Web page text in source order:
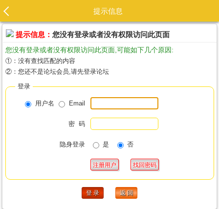
提示信息
提示信息： 您没有登录或者没有权限访问此页面
您没有登录或者没有权限访问此页面,可能如下几个原因:
①：没有查找匹配的内容
②：您还不是论坛会员,请先登录论坛
登录
用户名 Email
密 码
隐身登录 是 否